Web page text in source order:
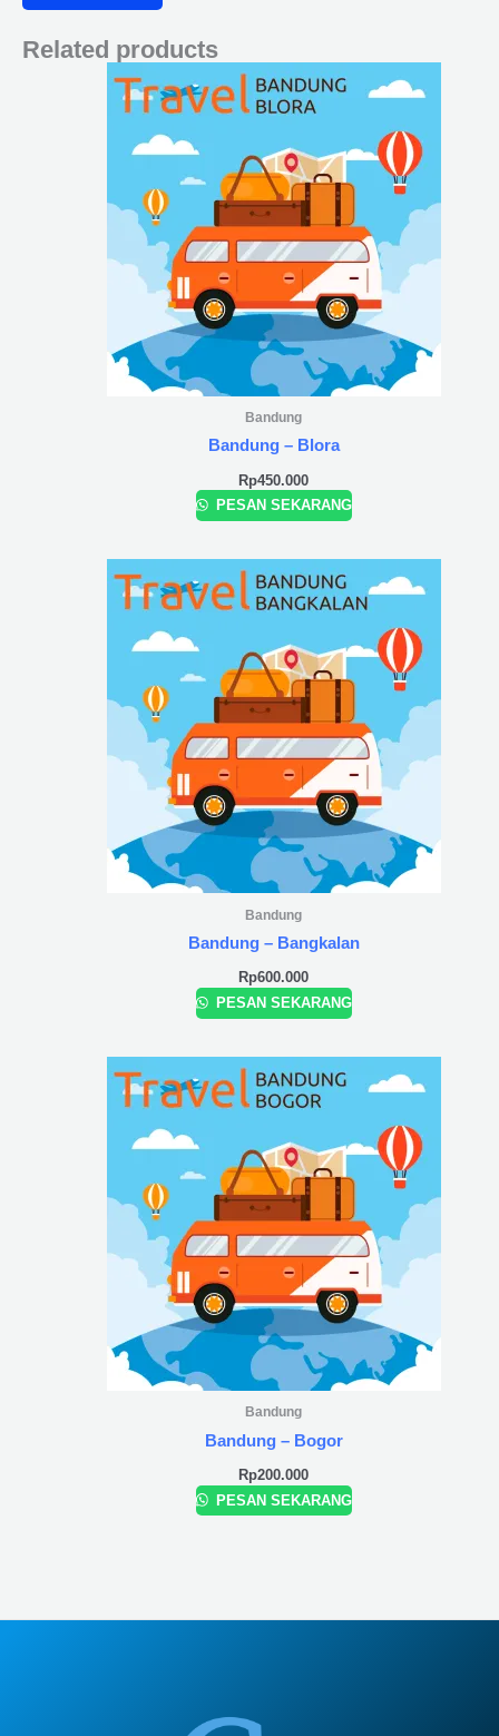
Related products
Bandung
Bandung – Blora
Rp450.000
PESAN SEKARANG
Bandung
Bandung – Bangkalan
Rp600.000
PESAN SEKARANG
Bandung
Bandung – Bogor
Rp200.000
PESAN SEKARANG